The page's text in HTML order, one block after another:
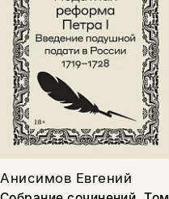
Анисимов Евгений